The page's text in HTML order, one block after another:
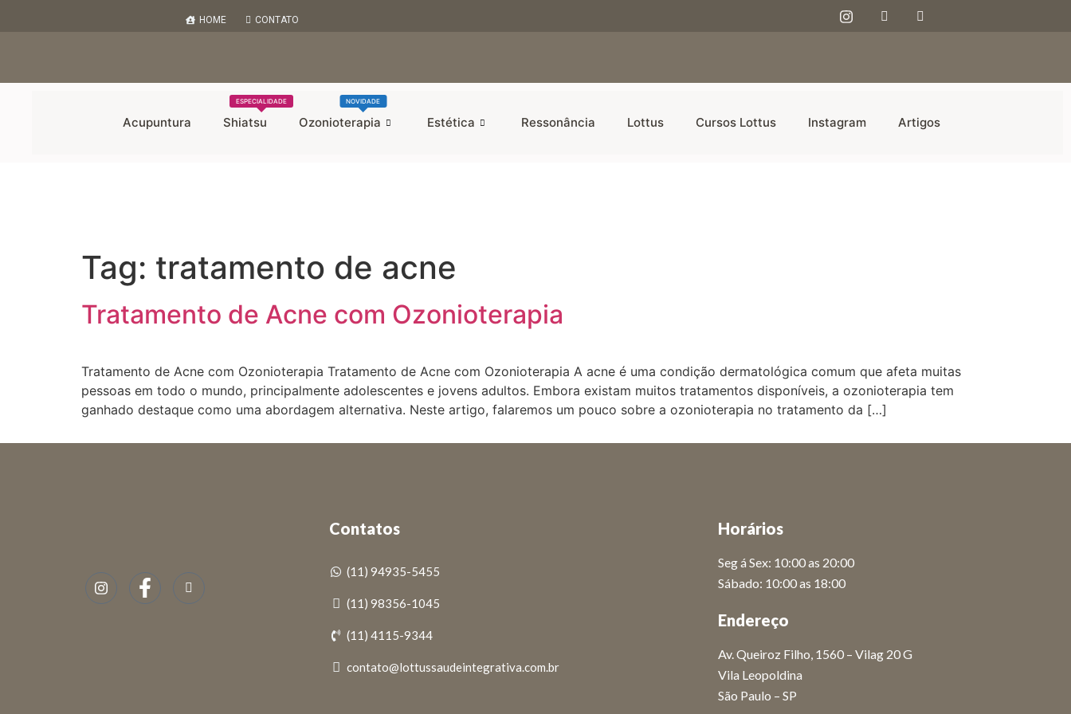
HOME CONTATO
Acupuntura
ESPECIALIDADE
Shiatsu
NOVIDADE
Ozonioterapia Estética Ressonância Lottus Cursos Lottus Instagram Artigos
Tag: tratamento de acne
Tratamento de Acne com Ozonioterapia
Tratamento de Acne com Ozonioterapia Tratamento de Acne com Ozonioterapia A acne é uma condição dermatológica comum que afeta muitas
pessoas em todo o mundo, principalmente adolescentes e jovens adultos. Embora existam muitos tratamentos disponíveis, a ozonioterapia tem
ganhado destaque como uma abordagem alternativa. Neste artigo, falaremos um pouco sobre a ozonioterapia no tratamento da […]
Contatos
(11) 94935-5455
(11) 98356-1045
(11) 4115-9344
contato@lottussaudeintegrativa.com.br
Horários
Seg á Sex: 10:00 as 20:00
Sábado: 10:00 as 18:00
Endereço
Av. Queiroz Filho, 1560 – Vilag 20 G
Vila Leopoldina
São Paulo – SP